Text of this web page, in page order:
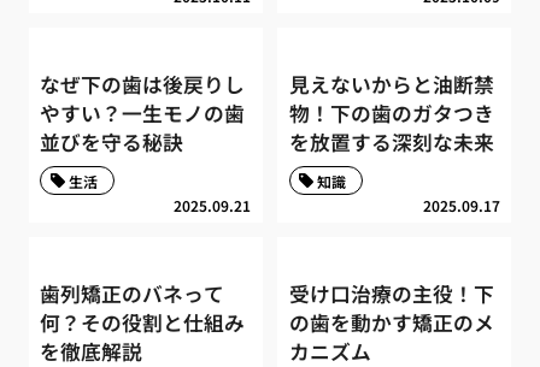
なぜ下の歯は後戻りし
やすい？一生モノの歯
並びを守る秘訣
2025.09.21
生活
見えないからと油断禁
物！下の歯のガタつき
を放置する深刻な未来
2025.09.17
知識
歯列矯正のバネって
何？その役割と仕組み
を徹底解説
受け口治療の主役！下
の歯を動かす矯正のメ
カニズム